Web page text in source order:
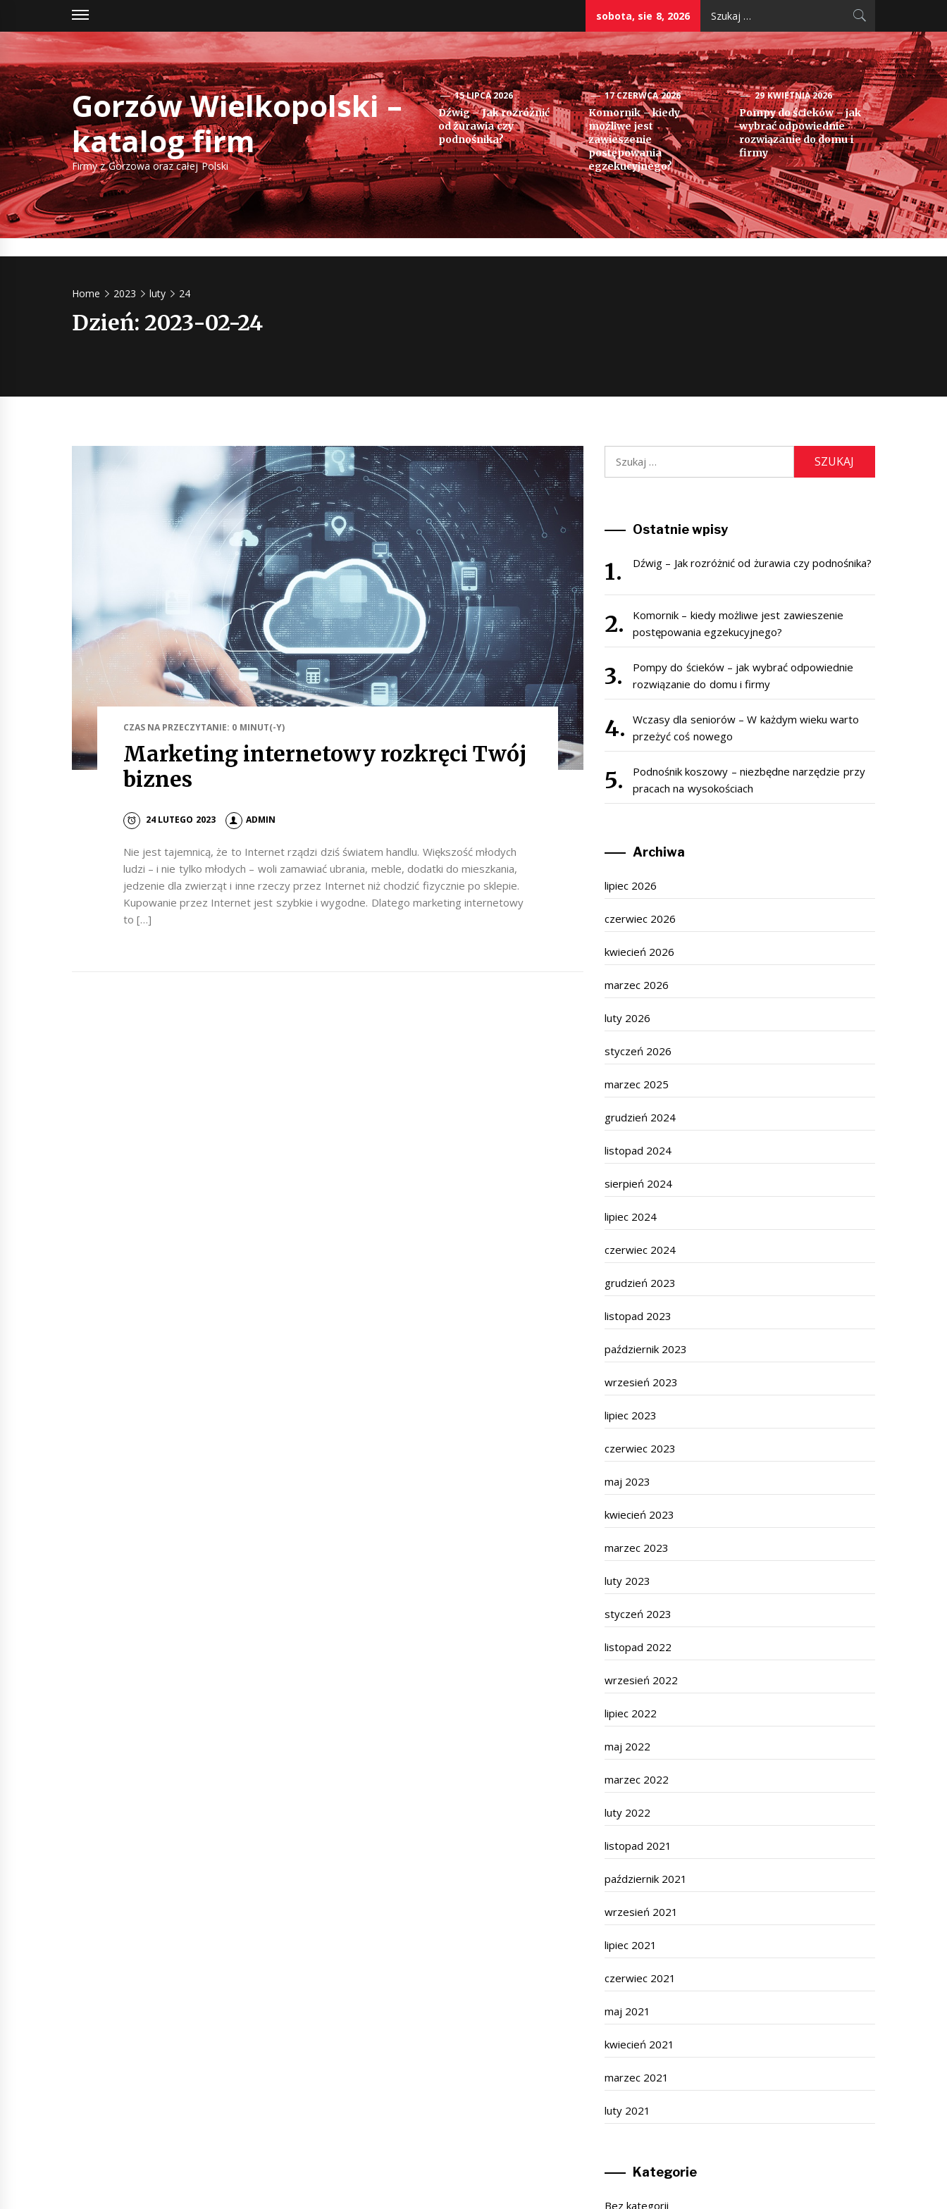
content
sobota, sie 8, 2026
Gorzów Wielkopolski –
katalog firm
Firmy z Gorzowa oraz całej Polski
15 LIPCA 2026
Dźwig – Jak rozróżnić
od żurawia czy
podnośnika?
17 CZERWCA 2026
Komornik – kiedy
możliwe jest
zawieszenie
postępowania
egzekucyjnego?
29 KWIETNIA 2026
Pompy do ścieków – jak
wybrać odpowiednie
rozwiązanie do domu i
firmy
Home 2023 luty 24
Dzień: 2023-02-24
CZAS NA PRZECZYTANIE: 0 MINUT(-Y)
Marketing internetowy rozkręci Twój
biznes
24 LUTEGO 2023 ADMIN
Nie jest tajemnicą, że to Internet rządzi dziś światem handlu. Większość młodych
ludzi – i nie tylko młodych – woli zamawiać ubrania, meble, dodatki do mieszkania,
jedzenie dla zwierząt i inne rzeczy przez Internet niż chodzić fizycznie po sklepie.
Kupowanie przez Internet jest szybkie i wygodne. Dlatego marketing internetowy
to […]
Ostatnie wpisy
Dźwig – Jak rozróżnić od żurawia czy podnośnika?
Komornik – kiedy możliwe jest zawieszenie
postępowania egzekucyjnego?
Pompy do ścieków – jak wybrać odpowiednie
rozwiązanie do domu i firmy
Wczasy dla seniorów – W każdym wieku warto
przeżyć coś nowego
Podnośnik koszowy – niezbędne narzędzie przy
pracach na wysokościach
Archiwa
lipiec 2026
czerwiec 2026
kwiecień 2026
marzec 2026
luty 2026
styczeń 2026
marzec 2025
grudzień 2024
listopad 2024
sierpień 2024
lipiec 2024
czerwiec 2024
grudzień 2023
listopad 2023
październik 2023
wrzesień 2023
lipiec 2023
czerwiec 2023
maj 2023
kwiecień 2023
marzec 2023
luty 2023
styczeń 2023
listopad 2022
wrzesień 2022
lipiec 2022
maj 2022
marzec 2022
luty 2022
listopad 2021
październik 2021
wrzesień 2021
lipiec 2021
czerwiec 2021
maj 2021
kwiecień 2021
marzec 2021
luty 2021
Kategorie
Bez kategorii